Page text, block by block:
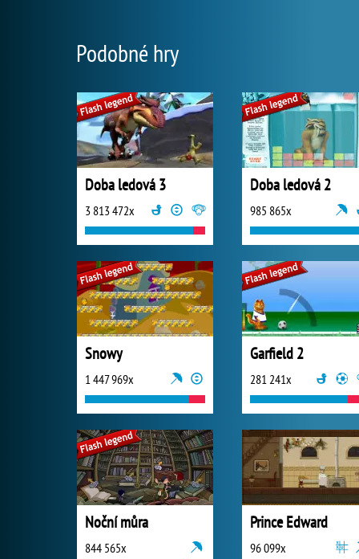
Podobné hry
Doba ledová 3
3 813 472x
Doba ledová 2
985 865x
Snowy
1 447 969x
Garfield 2
281 241x
Noční můra
844 565x
Prince Edward
96 099x